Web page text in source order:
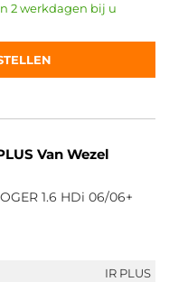
2 werkdagen bij u
Van Wezel
1.6 HDi 06/06+
IR PLUS